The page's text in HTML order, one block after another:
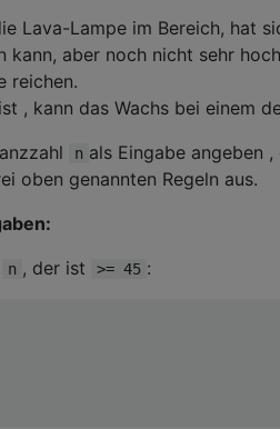
Lava-Lampe im Bereich, hat
kann, aber noch nicht sehr
reichen.
, kann das Wachs bei einem
n als Eingabe angeben ,
oben genannten Regeln aus.
n , der ist >= 45 :